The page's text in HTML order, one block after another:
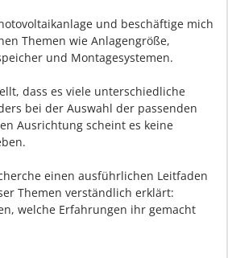
und beschäftige mich
Themen wie Anlagengröße,
und Montagesystemen.
dass es viele unterschiedliche
bei der Auswahl der passenden
Ausrichtung scheint es keine
einen ausführlichen Leitfaden
Themen verständlich erklärt:
welche Erfahrungen ihr gemacht